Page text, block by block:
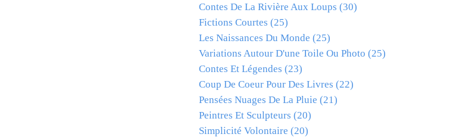
Contes De La Rivière Aux Loups (30)
Fictions Courtes (25)
Les Naissances Du Monde (25)
Variations Autour D'une Toile Ou Photo (25)
Contes Et Légendes (23)
Coup De Coeur Pour Des Livres (22)
Pensées Nuages De La Pluie (21)
Peintres Et Sculpteurs (20)
Simplicité Volontaire (20)